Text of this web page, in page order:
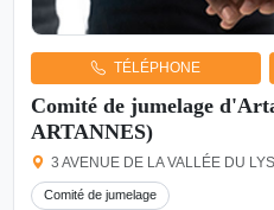
TÉLÉPHONE
Comité de jumelage
ARTANNES)
3 AVENUE DE LA VALLÉE DU
Comité de jumelage